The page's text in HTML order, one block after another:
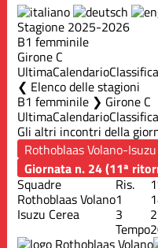
Stagione 2025-2026
B1 femminile
Girone C
UltimaCalendarioClassifica
Elenco delle stagioni
B1 femminile ❯ Girone C
UltimaCalendarioClassifica
Gli altri incontri della
Giornata n. 24 (11ª
Squadre
Ris.
Rothoblaas Volano1
Isuzu Cerea 3
Tempo